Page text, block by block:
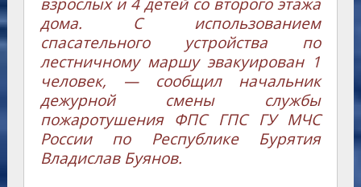
взрослых и 4 детей со второго этажа
дома. С использованием
спасательного устройства по
лестничному маршу эвакуирован 1
человек, — сообщил начальник
дежурной смены службы
пожаротушения ФПС ГПС ГУ МЧС
России по Республике Бурятия
Владислав Буянов.